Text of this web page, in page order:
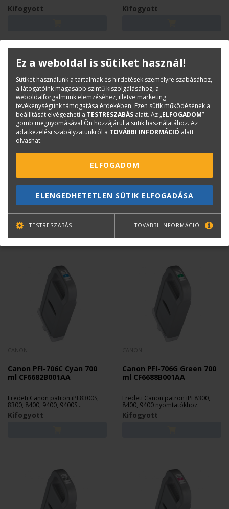
Kifogyott Kifogyott
Canon PFI-306Y Yellow 330
Kifogyott
Canon PFI-706B Blue 700 ml
Eredeti Canon patron iPF8300,
Kifogyott
Canon PFI-706C Cyan 700
ml CF6682B001AA
Eredeti Canon patron iPF8300S,
8300, 8400, 9400, 9400S
nyomtatókhoz.
Kifogyott
Canon PFI-706G Green 700
ml CF6688B001AA
Eredeti Canon patron iPF8300,
8400, 9400 nyomtatókhoz.
Kifogyott
Ez a weboldal is sütiket használ!
Sütiket használunk a tartalmak és hirdetések személyre szabásához,
a látogatóink magasabb szintű kiszolgálásához, a
weboldalforgalmunk elemzéséhez, illetve marketing
tevékenységünk támogatása érdekében. Ezen sütik működésének a
beállítását elvégezheti a TESTRESZABÁS alatt. Az „ELFOGADOM”
gomb megnyomásával Ön hozzájárul a sütik használatához. Az
adatkezelési szabályzatunkról a TOVÁBBI INFORMÁCIÓ alatt
olvashat.
ELFOGADOM
ELENGEDHETETLEN SÜTIK ELFOGADÁSA
TESTRESZABÁS TOVÁBBI INFORMÁCIÓ